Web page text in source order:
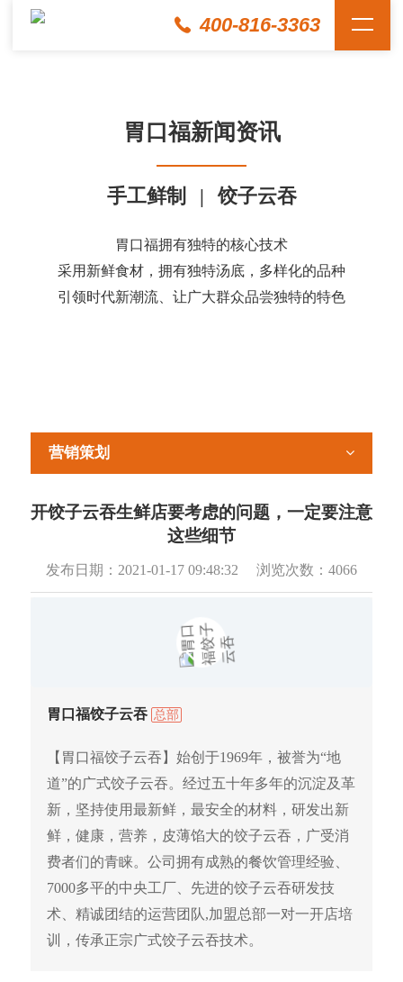
400-816-3363
胃口福新闻资讯
手工鲜制 | 饺子云吞
胃口福拥有独特的核心技术
采用新鲜食材，拥有独特汤底，多样化的品种
引领时代新潮流、让广大群众品尝独特的特色
营销策划
开饺子云吞生鲜店要考虑的问题，一定要注意
这些细节
发布日期： 2021-01-17 09:48:32 浏览次数： 4066
胃口福饺子云吞 总部
【胃口福饺子云吞】始创于1969年，被誉为“地
道”的广式饺子云吞。经过五十年多年的沉淀及革
新，坚持使用最新鲜，最安全的材料，研发出新
鲜，健康，营养，皮薄馅大的饺子云吞，广受消
费者们的青睐。公司拥有成熟的餐饮管理经验、
7000多平的中央工厂、先进的饺子云吞研发技
术、精诚团结的运营团队,加盟总部一对一开店培
训，传承正宗广式饺子云吞技术。